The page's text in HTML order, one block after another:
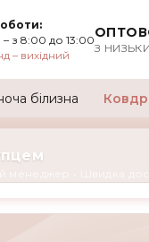
– з 8:00 до 13:00
– вихідний
З
білизна